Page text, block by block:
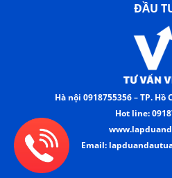
ĐẦU
Hà nội 0918755356 – TP. Hồ
Hot line:
Email: